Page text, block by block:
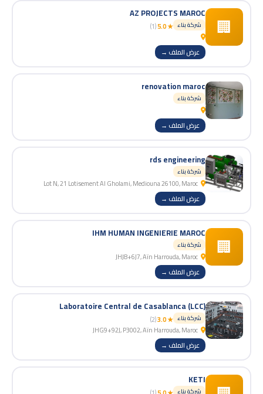
🏢
AZ PROJECTS MAROC
شركة بناء ★ 5.0
(1)
عرض الملف →
renovation maroc
شركة بناء
عرض الملف →
rds engineering
شركة بناء
عرض الملف →
🏢
IHM HUMAN INGENIERIE MAROC
شركة بناء
عرض الملف →
Laboratoire Central de Casablanca (LCC)
شركة بناء ★ 3.0
(2)
عرض الملف →
KETI
شركة بناء